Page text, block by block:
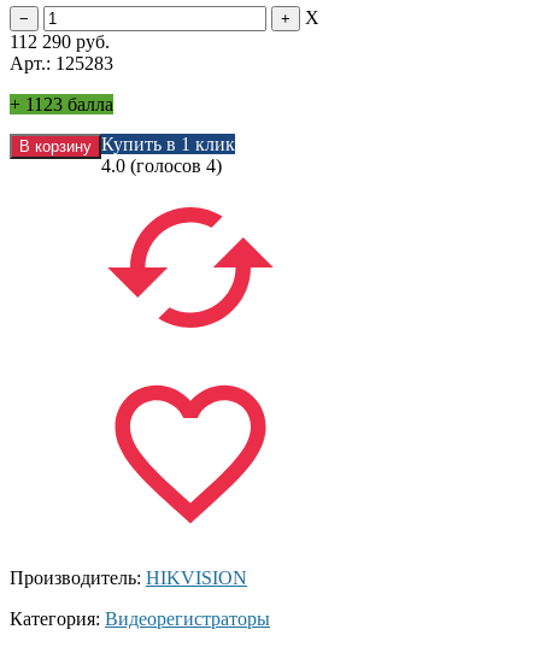
X
112 290 руб.
Арт.: 125283
+ 1123 балла
Купить в 1 клик
4.0 (голосов 4)
Производитель: HIKVISION
Категория: Видеорегистраторы